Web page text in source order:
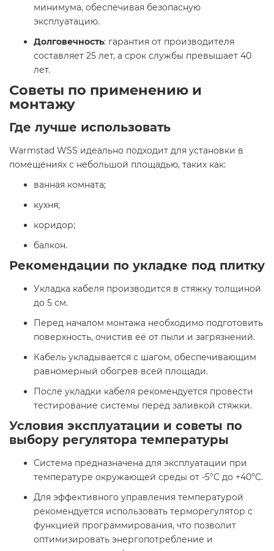
минимума, обеспечивая безопасную
эксплуатацию.​
Долговечность: гарантия от производителя
составляет 25 лет, а срок службы превышает 40
лет.​
Советы по применению и
монтажу
Где лучше использовать
Warmstad WSS идеально подходит для установки в
помещениях с небольшой площадью, таких как:​
ванная комната;​
кухня;​
коридор;​
балкон.​
Рекомендации по укладке под плитку
Укладка кабеля производится в стяжку толщиной
до 5 см.​
Перед началом монтажа необходимо подготовить
поверхность, очистив её от пыли и загрязнений.​
Кабель укладывается с шагом, обеспечивающим
равномерный обогрев всей площади.​
После укладки кабеля рекомендуется провести
тестирование системы перед заливкой стяжки.​
Условия эксплуатации и советы по
выбору регулятора температуры
Система предназначена для эксплуатации при
температуре окружающей среды от -5°C до +40°C.​
Для эффективного управления температурой
рекомендуется использовать терморегулятор с
функцией программирования, что позволит
оптимизировать энергопотребление и